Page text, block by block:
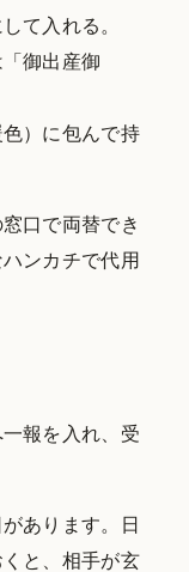
て入れる。
御出産御
）に包んで持
口で両替でき
ンカチで代用
報を入れ、受
あります。日
と、相手が玄